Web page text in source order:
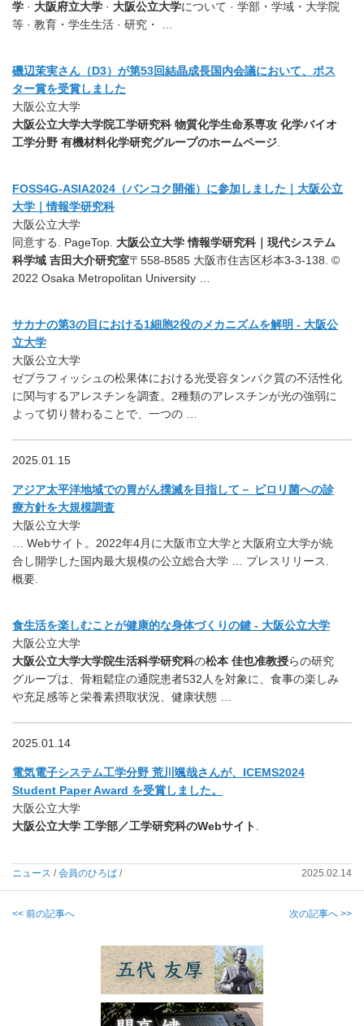
学 · 大阪府立大学 · 大阪公立大学について · 学部・学域・大学院
等 · 教育・学生生活 · 研究・ …
磯辺茉実さん（D3）が第53回結晶成長国内会議において、ポス
ター賞を受賞しました
大阪公立大学
大阪公立大学大学院工学研究科 物質化学生命系専攻 化学バイオ
工学分野 有機材料化学研究グループのホームページ
FOSS4G-ASIA2024（バンコク開催）に参加しました｜大阪公立
大学｜情報学研究科
大阪公立大学
同意する. PageTop. 大阪公立大学 情報学研究科｜現代システム
科学域 吉田大介研究室〒558-8585 大阪市住吉区杉本3-3-138. ©
2022 Osaka Metropolitan University …
サカナの第3の目における1細胞2役のメカニズムを解明 - 大阪公
立大学
大阪公立大学
ゼブラフィッシュの松果体における光受容タンパク質の不活性化
に関与するアレスチンを調査。2種類のアレスチンが光の強弱に
よって切り替わることで、一つの …
2025.01.15
アジア太平洋地域での胃がん撲滅を目指して－ ピロリ菌への診
療方針を大規模調査
大阪公立大学
… Webサイト。2022年4月に大阪市立大学と大阪府立大学が統
合し開学した国内最大規模の公立総合大学 … プレスリリース.
概要.
食生活を楽しむことが健康的な身体づくりの鍵 - 大阪公立大学
大阪公立大学
大阪公立大学大学院生活科学研究科の松本 佳也准教授らの研究
グループは、骨粗鬆症の通院患者532人を対象に、食事の楽しみ
や充足感等と栄養素摂取状況、健康状態 …
2025.01.14
電気電子システム工学分野 荒川颯哉さんが、ICEMS2024
Student Paper Award を受賞しました。
大阪公立大学
大阪公立大学 工学部／工学研究科のWebサイト
ニュース /会員のひろば / 2025.02.14
<< 前の記事へ 次の記事へ >>